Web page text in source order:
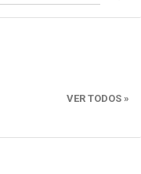
VER TODOS »